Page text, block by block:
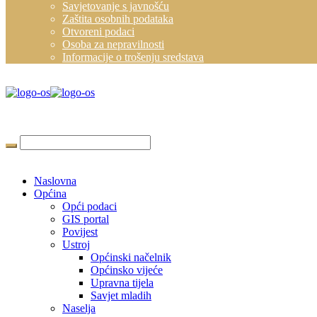
Savjetovanje s javnošću
Zaštita osobnih podataka
Otvoreni podaci
Osoba za nepravilnosti
Informacije o trošenju sredstava
Naslovna
Općina
Opći podaci
GIS portal
Povijest
Ustroj
Općinski načelnik
Općinsko vijeće
Upravna tijela
Savjet mladih
Naselja